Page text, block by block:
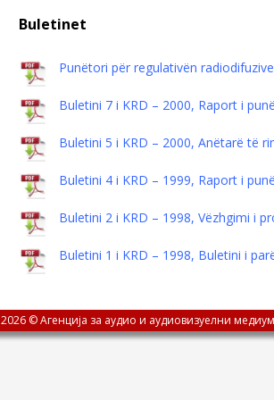
Buletinet
Punëtori për regulativën
Buletini 7 i KRD – 2000, Raport i
Buletini 5 i KRD – 2000, Anëtarë të
Buletini 4 i KRD – 1999, Raport i
Buletini 2 i KRD – 1998, Vëzhgimi i
Buletini 1 i KRD – 1998, Buletini i
2026 © Агенција за аудио и аудиовизуелни